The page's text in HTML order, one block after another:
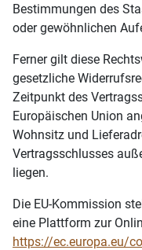
Bestimmungen des
oder gewöhnlichen
Ferner gilt diese
gesetzliche
Zeitpunkt des
Europäischen Union
Wohnsitz und
Vertragsschlusses
liegen.
Die EU-Kommission
eine Plattform zur
https://ec.europa.eu/